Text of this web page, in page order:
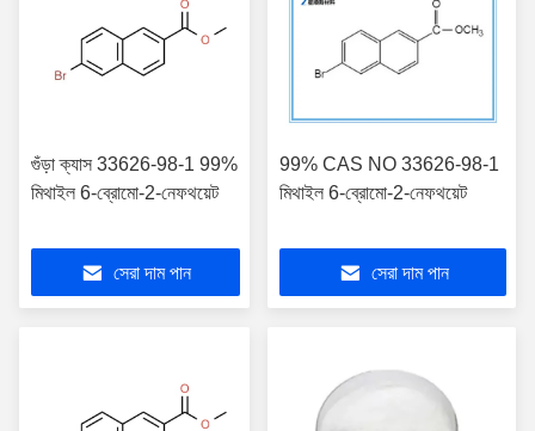
গুঁড়া ক্যাস 33626-98-1 99%
মিথাইল 6-ব্রোমো-2-নেফথয়েট
সেরা দাম পান
99% CAS NO 33626-98-1
মিথাইল 6-ব্রোমো-2-নেফথয়েট
সেরা দাম পান